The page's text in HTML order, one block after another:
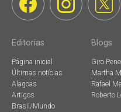
Editorias
Página inicial
Últimas notícias
Alagoas
Artigos
Brasil/Mundo
Blogs
Giro
Martha
Rafael
Roberto